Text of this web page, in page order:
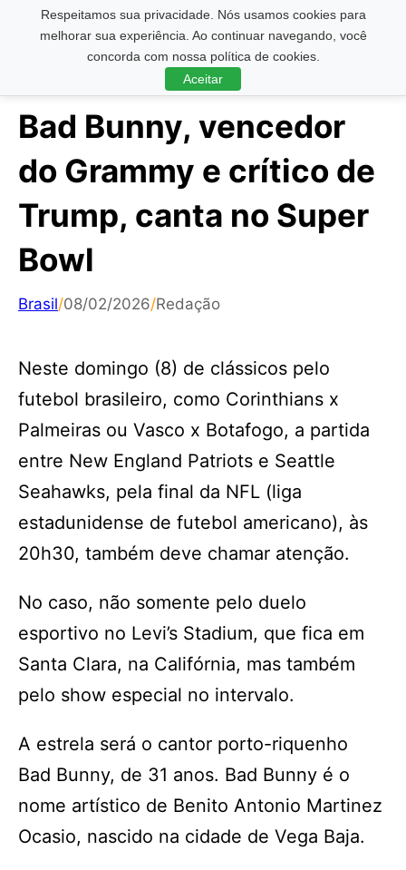
Respeitamos sua privacidade. Nós usamos cookies para
melhorar sua experiência. Ao continuar navegando, você
concorda com nossa política de cookies.
Aceitar
Pesquisar ...
Bad Bunny, vencedor
do Grammy e crítico de
Trump, canta no Super
Bowl
Brasil/08/02/2026/Redação
Neste domingo (8) de clássicos pelo
futebol brasileiro, como Corinthians x
Palmeiras ou Vasco x Botafogo, a partida
entre New England Patriots e Seattle
Seahawks, pela final da NFL (liga
estadunidense de futebol americano), às
20h30, também deve chamar atenção.
No caso, não somente pelo duelo
esportivo no Levi’s Stadium, que fica em
Santa Clara, na Califórnia, mas também
pelo show especial no intervalo.
A estrela será o cantor porto-riquenho
Bad Bunny, de 31 anos. Bad Bunny é o
nome artístico de Benito Antonio Martinez
Ocasio, nascido na cidade de Vega Baja.